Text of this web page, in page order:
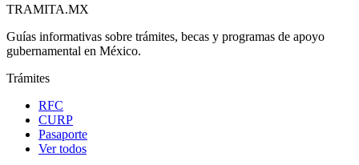
TRAMITA.MX
Guías informativas sobre trámites, becas y programas de apoyo
gubernamental en México.
Trámites
RFC
CURP
Pasaporte
Ver todos